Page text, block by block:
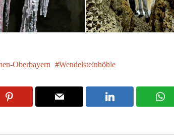
Oberbayern Wendelsteinhöhle